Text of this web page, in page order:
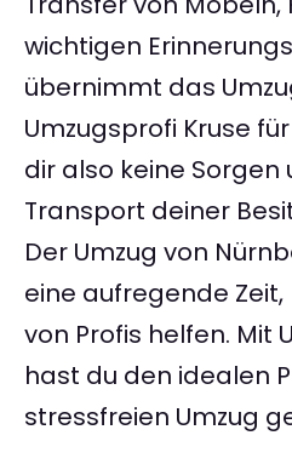
wichtigen
übernimmt das
Umzugsprofi Kruse
dir also keine
Transport deiner
Der Umzug von
eine aufregende Zeit,
von Profis helfen. Mit
hast du den idealen
stressfreien Umzug